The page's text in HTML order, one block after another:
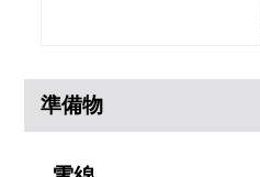
準備物